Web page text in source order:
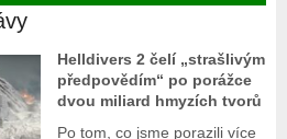
Helldivers 2 čelí „strašlivým
předpovědím“ po porážce
dvou miliard hmyzích tvorů
Po tom, co jsme porazili více